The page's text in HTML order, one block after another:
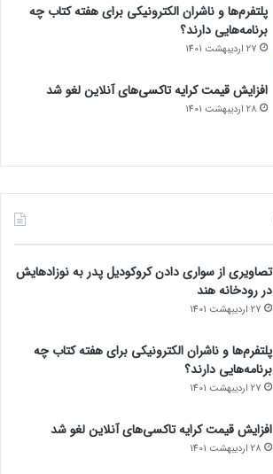
پلتفرم‌ها و ناشران الکترونیکی برای هفته کتاب چه
برنامه‌هایی دارند؟
27 اردیبهشت 1401
افزایش قیمت کرایه تاکسی‌های آنلاین لغو شد
28 اردیبهشت 1401
تصاویری از سواری دادن کروکودیل پدر به نوزادهایش
در رودخانه هند
27 اردیبهشت 1401
پلتفرم‌ها و ناشران الکترونیکی برای هفته کتاب چه
برنامه‌هایی دارند؟
27 اردیبهشت 1401
افزایش قیمت کرایه تاکسی‌های آنلاین لغو شد
28 اردیبهشت 1401